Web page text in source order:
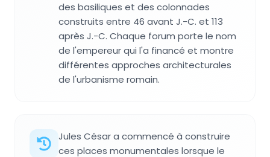
des basiliques et des colonnades
construits entre 46 avant J.-C. et 113
après J.-C. Chaque forum porte le nom
de l'empereur qui l'a financé et montre
différentes approches architecturales
de l'urbanisme romain.
Jules César a commencé à construire
ces places monumentales lorsque le